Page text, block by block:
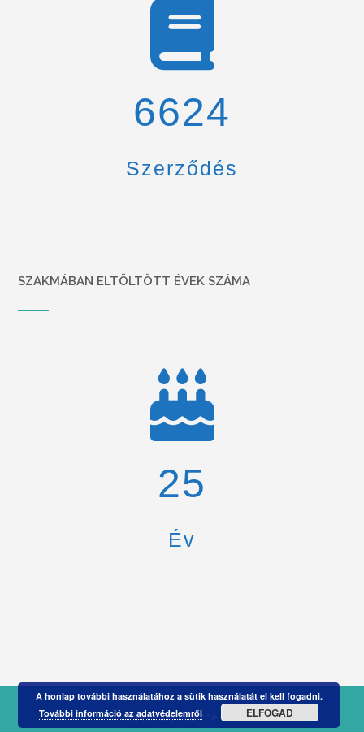
6900
Szerződés
SZAKMÁBAN ELTÖLTÖTT ÉVEK SZÁMA
26
Év
Theme byOut the Box
A honlap további használatához a sütik használatát el kell fogadni.
További információ az adatvédelemről
ELFOGAD